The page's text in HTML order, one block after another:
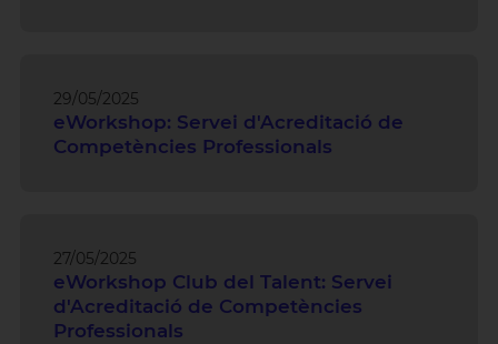
29/05/2025
eWorkshop: Servei d'Acreditació de
Competències Professionals
27/05/2025
eWorkshop Club del Talent: Servei
d'Acreditació de Competències
Professionals